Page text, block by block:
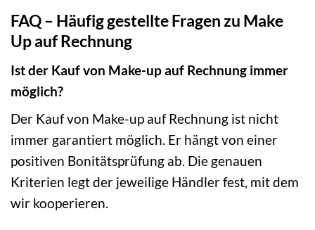
FAQ – Häufig gestellte Fragen zu Make
Up auf Rechnung
Ist der Kauf von Make-up auf Rechnung immer
möglich?
Der Kauf von Make-up auf Rechnung ist nicht
immer garantiert möglich. Er hängt von einer
positiven Bonitätsprüfung ab. Die genauen
Kriterien legt der jeweilige Händler fest, mit dem
wir kooperieren.